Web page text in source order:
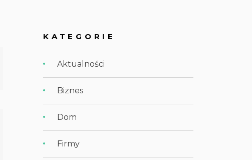
KATEGORIE
Aktualności
Biznes
Dom
Firmy